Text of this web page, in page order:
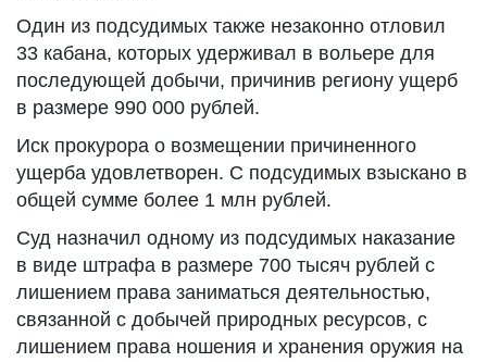
Один из подсудимых также незаконно отловил
33 кабана, которых удерживал в вольере для
последующей добычи, причинив региону ущерб
в размере 990 000 рублей.
Иск прокурора о возмещении причиненного
ущерба удовлетворен. С подсудимых взыскано в
общей сумме более 1 млн рублей.
Суд назначил одному из подсудимых наказание
в виде штрафа в размере 700 тысяч рублей с
лишением права заниматься деятельностью,
связанной с добычей природных ресурсов, с
лишением права ношения и хранения оружия на